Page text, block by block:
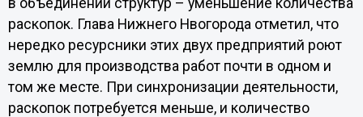
в объединении структур – уменьшение количества
раскопок. Глава Нижнего Нвогорода отметил, что
нередко ресурсники этих двух предприятий роют
землю для производства работ почти в одном и
том же месте. При синхронизации деятельности,
раскопок потребуется меньше, и количество